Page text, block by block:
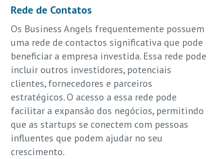
Rede de Contatos
Os Business Angels frequentemente possuem
uma rede de contactos significativa que pode
beneficiar a empresa investida. Essa rede pode
incluir outros investidores, potenciais
clientes, fornecedores e parceiros
estratégicos. O acesso a essa rede pode
facilitar a expansão dos negócios, permitindo
que as startups se conectem com pessoas
influentes que podem ajudar no seu
crescimento.